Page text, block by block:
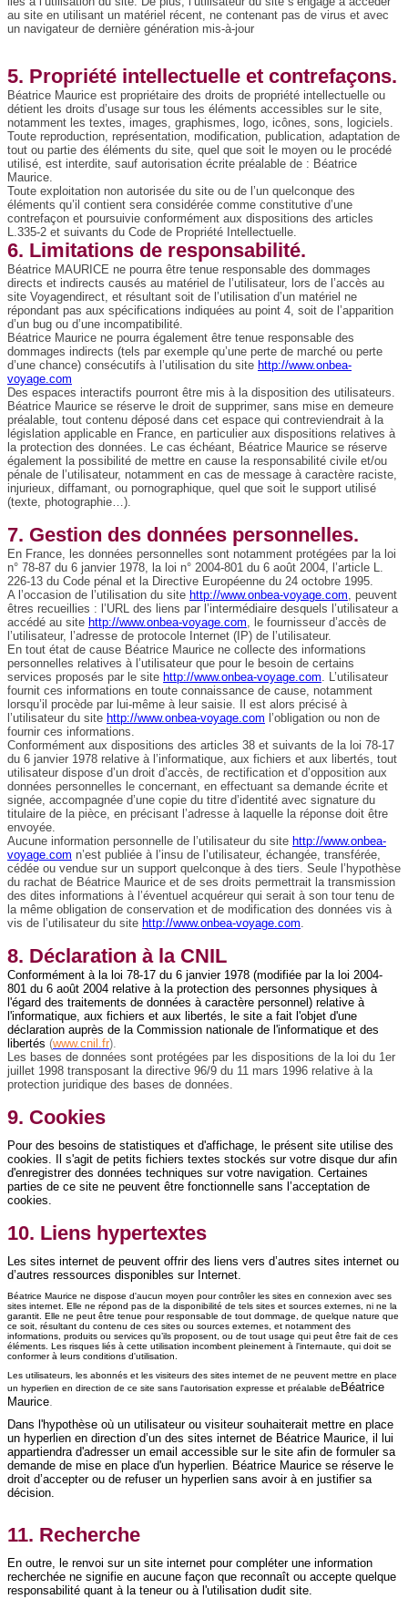
au site en utilisant un matériel récent, ne contenant pas de virus et avec
un navigateur de dernière génération mis-à-jour
5. Propriété intellectuelle et contrefaçons.
Béatrice Maurice est propriétaire des droits de propriété intellectuelle ou
détient les droits d’usage sur tous les éléments accessibles sur le site,
notamment les textes, images, graphismes, logo, icônes, sons, logiciels.
Toute reproduction, représentation, modification, publication, adaptation de
tout ou partie des éléments du site, quel que soit le moyen ou le procédé
utilisé, est interdite, sauf autorisation écrite préalable de : Béatrice
Maurice.
Toute exploitation non autorisée du site ou de l’un quelconque des
éléments qu’il contient sera considérée comme constitutive d’une
contrefaçon et poursuivie conformément aux dispositions des articles
L.335-2 et suivants du Code de Propriété Intellectuelle.
6. Limitations de responsabilité.
Béatrice MAURICE ne pourra être tenue responsable des dommages
directs et indirects causés au matériel de l’utilisateur, lors de l’accès au
site Voyagendirect, et résultant soit de l’utilisation d’un matériel ne
répondant pas aux spécifications indiquées au point 4, soit de l’apparition
d’un bug ou d’une incompatibilité.
Béatrice Maurice ne pourra également être tenue responsable des
dommages indirects (tels par exemple qu’une perte de marché ou perte
d’une chance) consécutifs à l’utilisation du site http://www.onbea-
voyage.com
Des espaces interactifs pourront être mis à la disposition des utilisateurs.
Béatrice Maurice se réserve le droit de supprimer, sans mise en demeure
préalable, tout contenu déposé dans cet espace qui contreviendrait à la
législation applicable en France, en particulier aux dispositions relatives à
la protection des données. Le cas échéant, Béatrice Maurice se réserve
également la possibilité de mettre en cause la responsabilité civile et/ou
pénale de l’utilisateur, notamment en cas de message à caractère raciste,
injurieux, diffamant, ou pornographique, quel que soit le support utilisé
(texte, photographie…).
7. Gestion des données personnelles.
En France, les données personnelles sont notamment protégées par la loi
n° 78-87 du 6 janvier 1978, la loi n° 2004-801 du 6 août 2004, l’article L.
226-13 du Code pénal et la Directive Européenne du 24 octobre 1995.
A l’occasion de l’utilisation du site http://www.onbea-voyage.com, peuvent
êtres recueillies : l’URL des liens par l’intermédiaire desquels l’utilisateur a
accédé au site http://www.onbea-voyage.com, le fournisseur d’accès de
l’utilisateur, l’adresse de protocole Internet (IP) de l’utilisateur.
En tout état de cause Béatrice Maurice ne collecte des informations
personnelles relatives à l’utilisateur que pour le besoin de certains
services proposés par le site http://www.onbea-voyage.com. L’utilisateur
fournit ces informations en toute connaissance de cause, notamment
lorsqu’il procède par lui-même à leur saisie. Il est alors précisé à
l’utilisateur du site http://www.onbea-voyage.com l’obligation ou non de
fournir ces informations.
Conformément aux dispositions des articles 38 et suivants de la loi 78-17
du 6 janvier 1978 relative à l’informatique, aux fichiers et aux libertés, tout
utilisateur dispose d’un droit d’accès, de rectification et d’opposition aux
données personnelles le concernant, en effectuant sa demande écrite et
signée, accompagnée d’une copie du titre d’identité avec signature du
titulaire de la pièce, en précisant l’adresse à laquelle la réponse doit être
envoyée.
Aucune information personnelle de l’utilisateur du site http://www.onbea-
voyage.com n’est publiée à l’insu de l’utilisateur, échangée, transférée,
cédée ou vendue sur un support quelconque à des tiers. Seule l’hypothèse
du rachat de Béatrice Maurice et de ses droits permettrait la transmission
des dites informations à l’éventuel acquéreur qui serait à son tour tenu de
la même obligation de conservation et de modification des données vis à
vis de l’utilisateur du site http://www.onbea-voyage.com.
8. Déclaration à la CNIL
Conformément à la loi 78-17 du 6 janvier 1978 (modifiée par la loi 2004-
801 du 6 août 2004 relative à la protection des personnes physiques à
l'égard des traitements de données à caractère personnel) relative à
l'informatique, aux fichiers et aux libertés, le site a fait l'objet d'une
déclaration auprès de la Commission nationale de l'informatique et des
libertés (www.cnil.fr).
Les bases de données sont protégées par les dispositions de la loi du 1er
juillet 1998 transposant la directive 96/9 du 11 mars 1996 relative à la
protection juridique des bases de données.
9. Cookies
Pour des besoins de statistiques et d'affichage, le présent site utilise des
cookies. Il s'agit de petits fichiers textes stockés sur votre disque dur afin
d'enregistrer des données techniques sur votre navigation. Certaines
parties de ce site ne peuvent être fonctionnelle sans l’acceptation de
cookies.
10. Liens hypertextes
Les sites internet de peuvent offrir des liens vers d’autres sites internet ou
d’autres ressources disponibles sur Internet.
Béatrice Maurice ne dispose d'aucun moyen pour contrôler les sites en connexion avec ses
sites internet. Elle ne répond pas de la disponibilité de tels sites et sources externes, ni ne la
garantit. Elle ne peut être tenue pour responsable de tout dommage, de quelque nature que
ce soit, résultant du contenu de ces sites ou sources externes, et notamment des
informations, produits ou services qu’ils proposent, ou de tout usage qui peut être fait de ces
éléments. Les risques liés à cette utilisation incombent pleinement à l'internaute, qui doit se
conformer à leurs conditions d'utilisation.
Les utilisateurs, les abonnés et les visiteurs des sites internet de ne peuvent mettre en place
un hyperlien en direction de ce site sans l'autorisation expresse et préalable de Béatrice
Maurice
Dans l'hypothèse où un utilisateur ou visiteur souhaiterait mettre en place
un hyperlien en direction d’un des sites internet de Béatrice Maurice, il lui
appartiendra d'adresser un email accessible sur le site afin de formuler sa
demande de mise en place d'un hyperlien. Béatrice Maurice se réserve le
droit d’accepter ou de refuser un hyperlien sans avoir à en justifier sa
décision.
11. Recherche
En outre, le renvoi sur un site internet pour compléter une information
recherchée ne signifie en aucune façon que reconnaît ou accepte quelque
responsabilité quant à la teneur ou à l'utilisation dudit site.